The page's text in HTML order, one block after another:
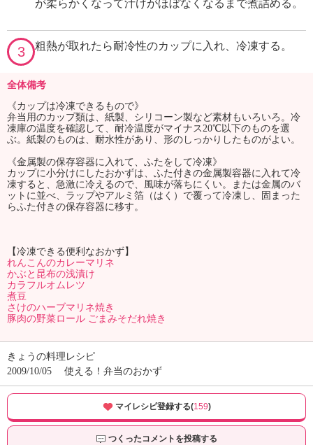
が柔らかくなって汁けがほぼなくなるまで煮詰める。
3 粗熱が取れたら耐冷性のカップに入れ、冷凍する。
全体備考
《カップは冷凍できるもので》
弁当用のカップ類は、紙製、シリコーン製など素材もいろいろ。冷
凍庫の温度を確認して、耐冷温度がマイナス20℃以下のものを選
ぶ。紙製のものは、耐水性があり、形のしっかりしたものがよい。
《金属製の保存容器に入れて、ふたをして冷凍》
カップに小分けにしたおかずは、ふた付きの金属製容器に入れて冷
凍すると、急激に冷えるので、風味が落ちにくい。または金属のバ
ットに並べ、ラップやアルミ箔（はく）で覆って冷凍し、固まった
らふた付きの保存容器に移す。
【冷凍できる便利なおかず】
れんこんのカレーマリネ
かぶと昆布の浅漬け
カラフルオムレツ
煮豆
さけのハーブマリネ焼き
豚肉の野菜ロール ごまみそだれ焼き
きょうの料理レシピ
2009/10/05
使える！弁当のおかず
マイレシピ登録する(159)
つくったコメントを投稿する